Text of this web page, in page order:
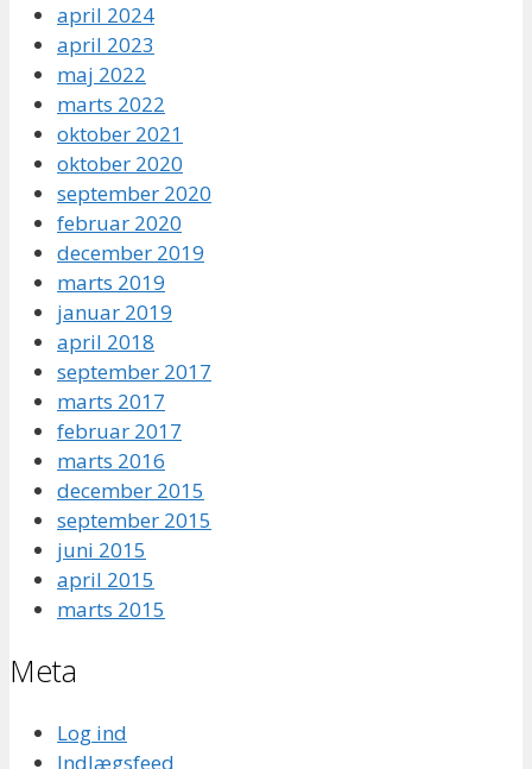
april 2024
april 2023
maj 2022
marts 2022
oktober 2021
oktober 2020
september 2020
februar 2020
december 2019
marts 2019
januar 2019
april 2018
september 2017
marts 2017
februar 2017
marts 2016
december 2015
september 2015
juni 2015
april 2015
marts 2015
Meta
Log ind
Indlægsfeed